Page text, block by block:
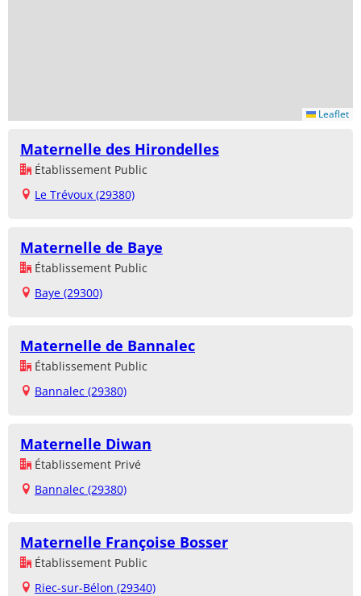
Leaflet
Maternelle des Hirondelles
Établissement Public
Le Trévoux (29380)
Maternelle de Baye
Établissement Public
Baye (29300)
Maternelle de Bannalec
Établissement Public
Bannalec (29380)
Maternelle Diwan
Établissement Privé
Bannalec (29380)
Maternelle Françoise Bosser
Établissement Public
Riec-sur-Bélon (29340)